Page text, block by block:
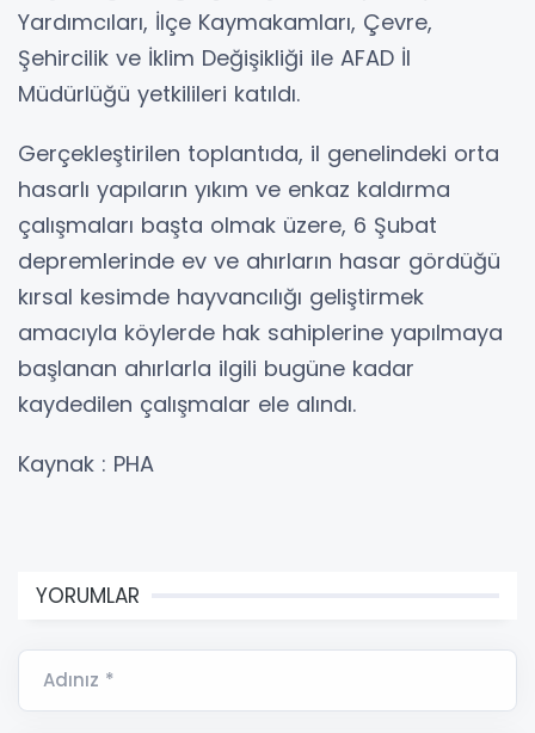
Yardımcıları, İlçe Kaymakamları, Çevre,
Şehircilik ve İklim Değişikliği ile AFAD İl
Müdürlüğü yetkilileri katıldı.
Gerçekleştirilen toplantıda, il genelindeki orta
hasarlı yapıların yıkım ve enkaz kaldırma
çalışmaları başta olmak üzere, 6 Şubat
depremlerinde ev ve ahırların hasar gördüğü
kırsal kesimde hayvancılığı geliştirmek
amacıyla köylerde hak sahiplerine yapılmaya
başlanan ahırlarla ilgili bugüne kadar
kaydedilen çalışmalar ele alındı.
Kaynak : PHA
YORUMLAR
Adınız *